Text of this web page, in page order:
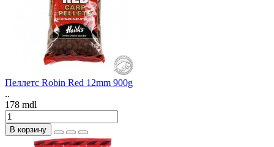
Пеллетс Robin Red 12mm 900g
..
178 mdl
В корзину